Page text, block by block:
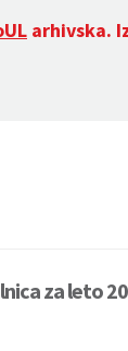
arhivska.
za leto